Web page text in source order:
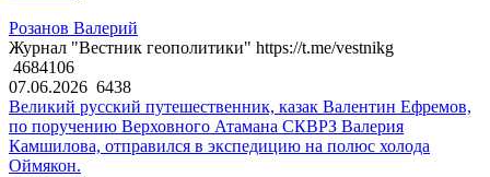
Розанов Валерий
Журнал "Вестник геополитики" https://t.me/vestnikg
4684106
07.06.2026 6438
Великий русский путешественник, казак Валентин Ефремов,
по поручению Верховного Атамана СКВРЗ Валерия
Камшилова, отправился в экспедицию на полюс холода
Оймякон.